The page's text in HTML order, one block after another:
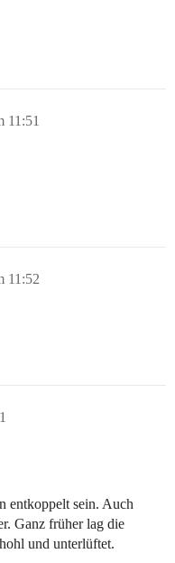
11:51
11:52
entkoppelt sein. Auch
Ganz früher lag die
und unterlüftet.